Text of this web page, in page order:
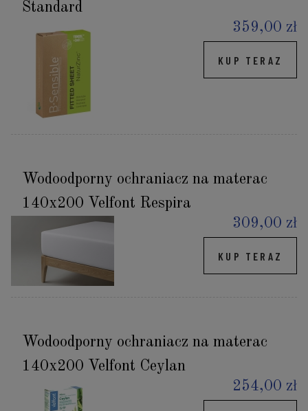
Standard
359,00 zł
KUP TERAZ
Wodoodporny ochraniacz na materac
140x200 Velfont Respira
309,00 zł
KUP TERAZ
Wodoodporny ochraniacz na materac
140x200 Velfont Ceylan
254,00 zł